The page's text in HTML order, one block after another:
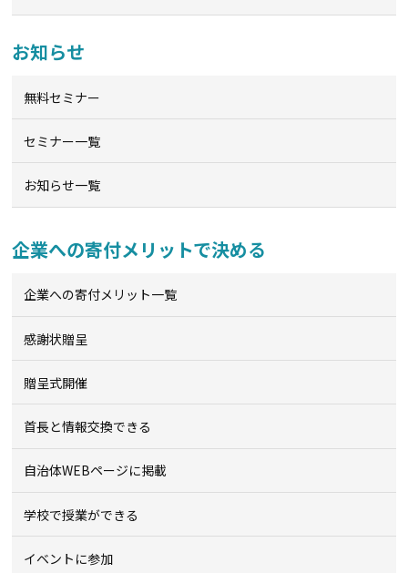
お知らせ
無料セミナー
セミナー一覧
お知らせ一覧
企業への寄付メリットで決める
企業への寄付メリット一覧
感謝状贈呈
贈呈式開催
首長と情報交換できる
自治体WEBページに掲載
学校で授業ができる
イベントに参加